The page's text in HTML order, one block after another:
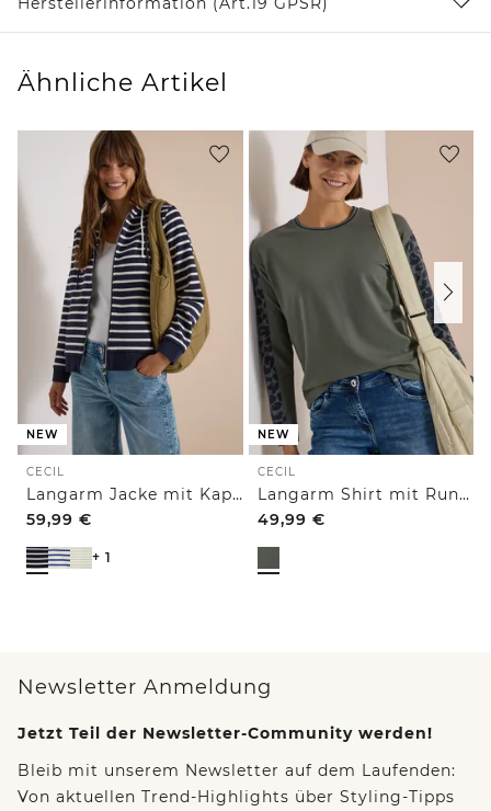
Ähnliche Artikel
NEW
CECIL
Langarm Jacke mit Kapuze und Struktur
59,99 €
+ 1
NEW
CECIL
Langarm Shirt mit Rundhals und Leo-Details
49,99 €
Newsletter Anmeldung
Jetzt Teil der Newsletter-Community werden!
Bleib mit unserem Newsletter auf dem Laufenden:
Von aktuellen Trend-Highlights über Styling-Tipps